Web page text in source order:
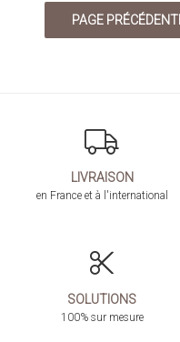
LIVRAISON
en France et à l'international
SOLUTIONS
100% sur mesure